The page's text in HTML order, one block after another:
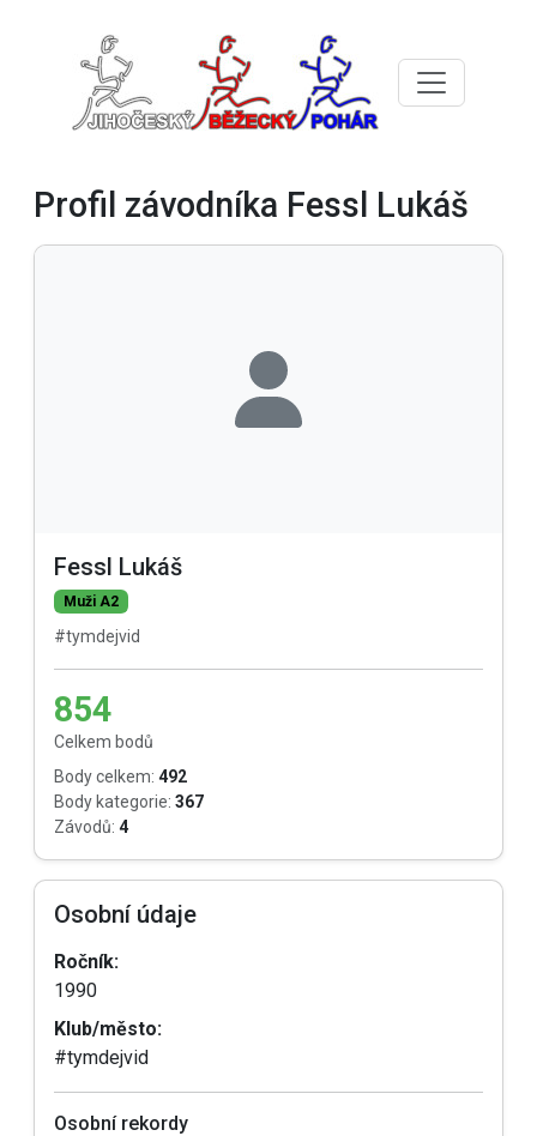
Profil závodníka Fessl Lukáš
Fessl Lukáš
Muži A2
#tymdejvid
854
Celkem bodů
Body celkem: 492
Body kategorie: 367
Závodů: 4
Osobní údaje
Ročník:
1990
Klub/město:
#tymdejvid
Osobní rekordy